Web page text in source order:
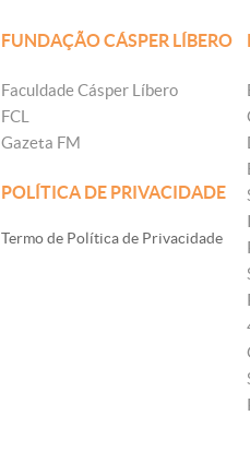
FUNDAÇÃO CÁSPER LÍBERO
Faculdade Cásper Líbero
FCL
Gazeta FM
POLÍTICA DE PRIVACIDADE
Termo de Política de Privacidade